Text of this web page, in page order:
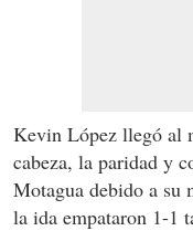
Kevin López llegó al
cabeza, la paridad y
Motagua debido a su
la ida empataron 1-1